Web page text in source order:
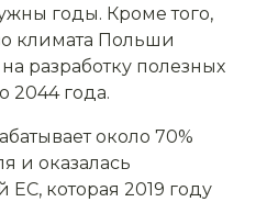
годы. Кроме того,
климата Польши
разработку полезных
2044 года.
около 70%
и оказалась
которая 2019 году